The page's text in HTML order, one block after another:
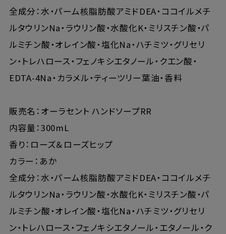
全成分：水・パーム核脂肪酸アミドDEA・ココイルメチ
ルタウリンNa・ラウリン酸・水酸化K・ミリスチン酸・パ
ルミチン酸・オレイン酸・塩化Na・ハチミツ・グリセリ
ン・トレハロース・フェノキシエタノール・クエン酸・
EDTA-4Na・カラメル・ティーツリー葉油・香料
販売名：オーラセント ハンドソープRR
内容量：300mL
香り：ローズ＆ローズヒップ
カラー：あか
全成分：水・パーム核脂肪酸アミドDEA・ココイルメチ
ルタウリンNa・ラウリン酸・水酸化K・ミリスチン酸・パ
ルミチン酸・オレイン酸・塩化Na・ハチミツ・グリセリ
ン・トレハロース・フェノキシエタノール・エタノール・ク